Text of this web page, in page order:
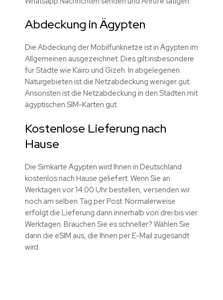
Abdeckung in Ägypten
Die Abdeckung der Mobilfunknetze ist in Ägypten im
Allgemeinen ausgezeichnet. Dies gilt insbesondere
für Städte wie Kairo und Gizeh. In abgelegenen
Naturgebieten ist die Netzabdeckung weniger gut.
Ansonsten ist die Netzabdeckung in den Städten mit
ägyptischen SIM-Karten gut.
Kostenlose Lieferung nach
Hause
Die Simkarte Ägypten wird Ihnen in Deutschland
kostenlos nach Hause geliefert. Wenn Sie an
Werktagen vor 14.00 Uhr bestellen, versenden wir
noch am selben Tag per Post. Normalerweise
erfolgt die Lieferung dann innerhalb von drei bis vier
Werktagen. Brauchen Sie es schneller? Wählen Sie
dann die eSIM aus, die Ihnen per E-Mail zugesandt
wird.